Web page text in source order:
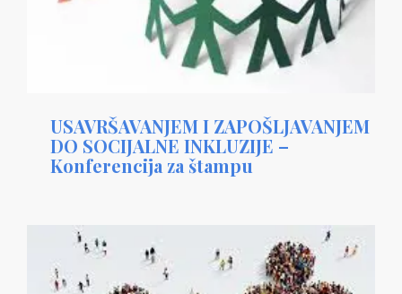
USAVRŠAVANJEM I ZAPOŠLJAVANJEM
DO SOCIJALNE INKLUZIJE –
Konferencija za štampu